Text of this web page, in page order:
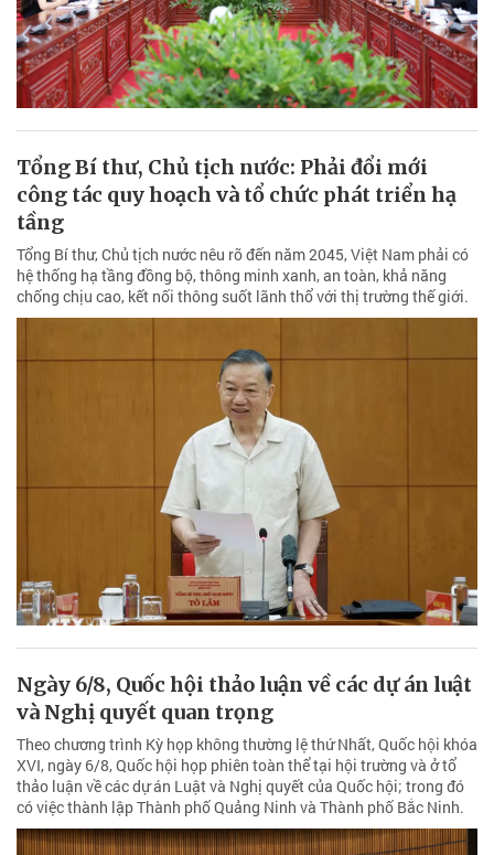
Tổng Bí thư, Chủ tịch nước: Phải đổi mới
công tác quy hoạch và tổ chức phát triển hạ
tầng
Tổng Bí thư, Chủ tịch nước nêu rõ đến năm 2045, Việt Nam phải có
hệ thống hạ tầng đồng bộ, thông minh xanh, an toàn, khả năng
chống chịu cao, kết nối thông suốt lãnh thổ với thị trường thế giới.
Ngày 6/8, Quốc hội thảo luận về các dự án luật
và Nghị quyết quan trọng
Theo chương trình Kỳ họp không thường lệ thứ Nhất, Quốc hội khóa
XVI, ngày 6/8, Quốc hội họp phiên toàn thể tại hội trường và ở tổ
thảo luận về các dự án Luật và Nghị quyết của Quốc hội; trong đó
có việc thành lập Thành phố Quảng Ninh và Thành phố Bắc Ninh.